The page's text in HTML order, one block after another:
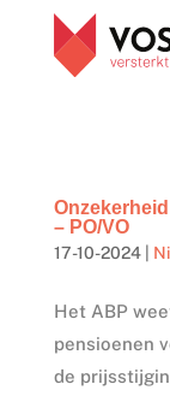
– PO/VO
17-10-2024|
Het ABP
pensioenen
de